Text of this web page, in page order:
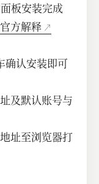
板安装完成
方解释
确认安装即可
及默认账号与
址至浏览器打